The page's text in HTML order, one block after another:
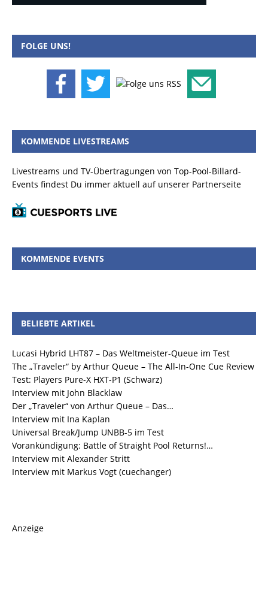
FOLGE UNS!
KOMMENDE LIVESTREAMS
Livestreams und TV-Übertragungen von Top-Pool-Billard-
Events findest Du immer aktuell auf unserer Partnerseite
KOMMENDE EVENTS
BELIEBTE ARTIKEL
Lucasi Hybrid LHT87 – Das Weltmeister-Queue im Test
The „Traveler“ by Arthur Queue – The All-In-One Cue Review
Test: Players Pure-X HXT-P1 (Schwarz)
Interview mit John Blacklaw
Der „Traveler“ von Arthur Queue – Das…
Interview mit Ina Kaplan
Universal Break/Jump UNBB-5 im Test
Vorankündigung: Battle of Straight Pool Returns!…
Interview mit Alexander Stritt
Interview mit Markus Vogt (cuechanger)
Anzeige